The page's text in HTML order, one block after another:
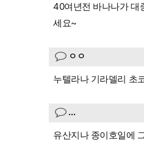
40여년전 바나나가 대
세요~
ㅇㅇ
누텔라나 기라델리 초
...
유산지나 종이호일에